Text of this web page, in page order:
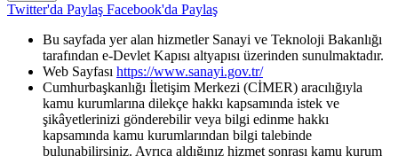
Twitter'da Paylaş Facebook'da Paylaş
Bu sayfada yer alan hizmetler Sanayi ve Teknoloji Bakanlığı
tarafından e-Devlet Kapısı altyapısı üzerinden sunulmaktadır.
Web Sayfası https://www.sanayi.gov.tr/
Cumhurbaşkanlığı İletişim Merkezi (CİMER) aracılığıyla
kamu kurumlarına dilekçe hakkı kapsamında istek ve
şikâyetlerinizi gönderebilir veya bilgi edinme hakkı
kapsamında kamu kurumlarından bilgi talebinde
bulunabilirsiniz. Ayrıca aldığınız hizmet sonrası kamu kurum